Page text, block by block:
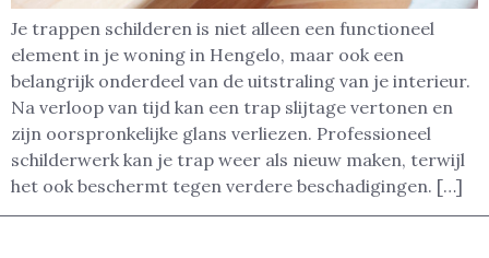
Je trappen schilderen is niet alleen een functioneel
element in je woning in Hengelo, maar ook een
belangrijk onderdeel van de uitstraling van je interieur.
Na verloop van tijd kan een trap slijtage vertonen en
zijn oorspronkelijke glans verliezen. Professioneel
schilderwerk kan je trap weer als nieuw maken, terwijl
het ook beschermt tegen verdere beschadigingen. […]